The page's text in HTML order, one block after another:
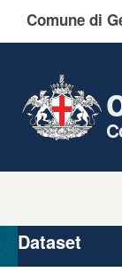
Comune di
Organizzazioni
Gruppi
Dataset